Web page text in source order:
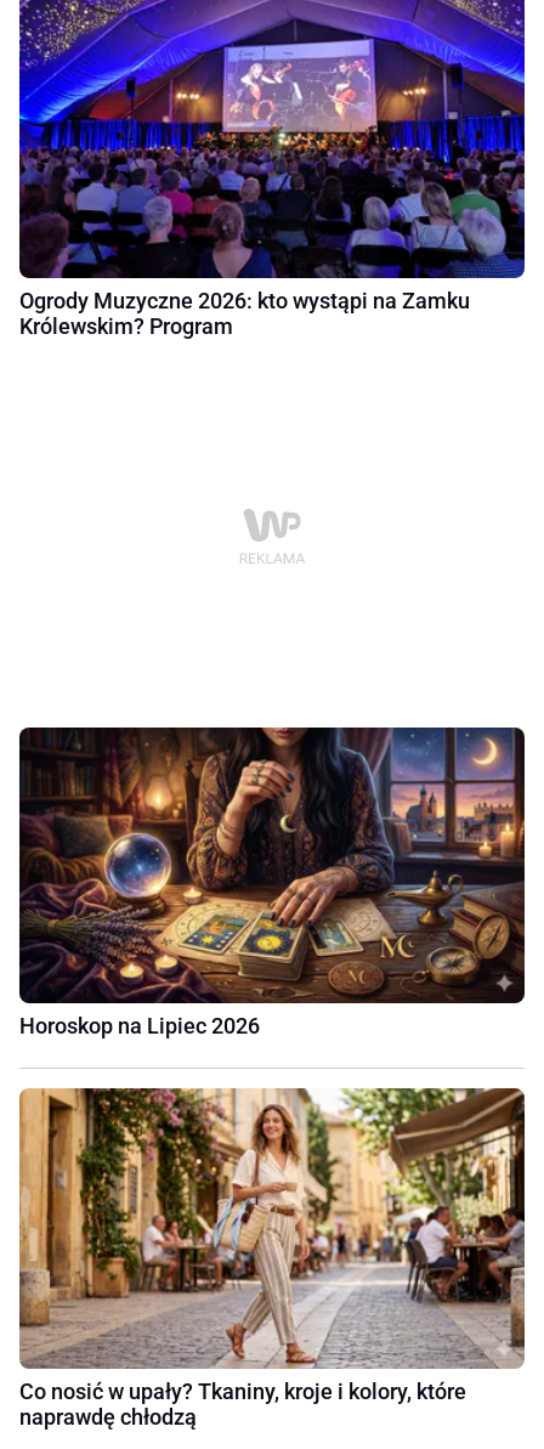
Ogrody Muzyczne 2026: kto wystąpi na Zamku
Królewskim? Program
Horoskop na Lipiec 2026
Co nosić w upały? Tkaniny, kroje i kolory, które
naprawdę chłodzą